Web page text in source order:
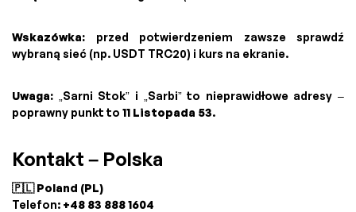
Wskazówka: przed potwierdzeniem zawsze sprawdź
wybraną sieć (np. USDT TRC20) i kurs na ekranie.
Uwaga: „Sarni Stok” i „Sarbi” to nieprawidłowe adresy –
poprawny punkt to 11 Listopada 53.
Kontakt – Polska
🇵🇱 Poland (PL)
Telefon: +48 83 888 1604